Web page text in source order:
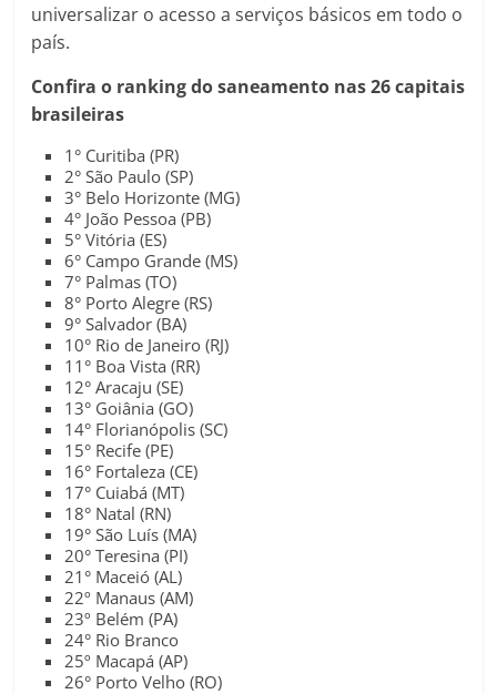
universalizar o acesso a serviços básicos em todo o
país.
Confira o ranking do saneamento nas 26 capitais
brasileiras
1° Curitiba (PR)
2° São Paulo (SP)
3° Belo Horizonte (MG)
4° João Pessoa (PB)
5° Vitória (ES)
6° Campo Grande (MS)
7° Palmas (TO)
8° Porto Alegre (RS)
9° Salvador (BA)
10° Rio de Janeiro (RJ)
11° Boa Vista (RR)
12° Aracaju (SE)
13° Goiânia (GO)
14° Florianópolis (SC)
15° Recife (PE)
16° Fortaleza (CE)
17° Cuiabá (MT)
18° Natal (RN)
19° São Luís (MA)
20° Teresina (PI)
21° Maceió (AL)
22º Manaus (AM)
23º Belém (PA)
24° Rio Branco
25º Macapá (AP)
26° Porto Velho (RO)